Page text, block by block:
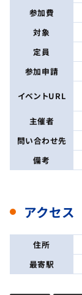
参加費
対象
定員
参加申請
イベントURL
主催者
問い合わせ先
備考
アクセス
住所
最寄駅